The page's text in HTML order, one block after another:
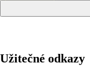
Užitečné odkazy